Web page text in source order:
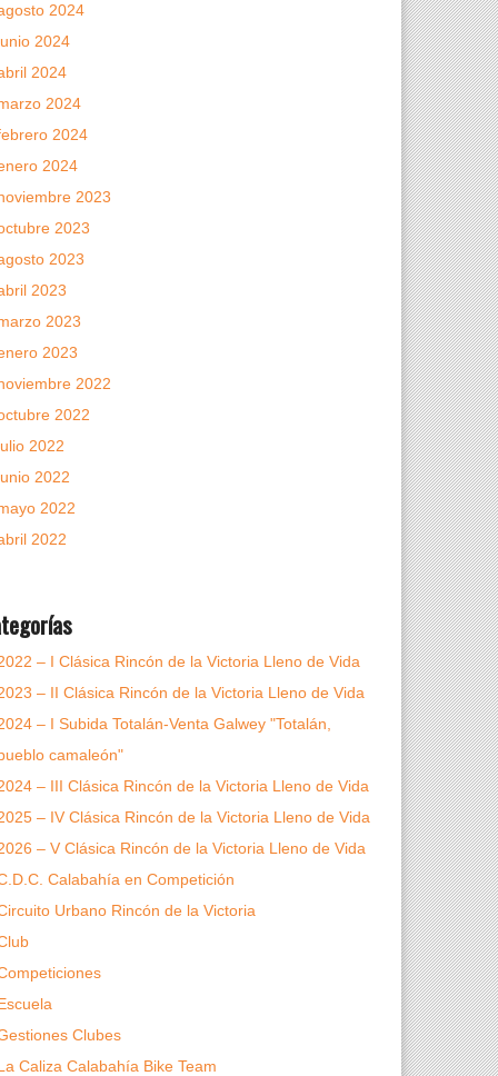
2024
2024
2024
2024
2024
2024
2023
2023
2023
2023
2023
2023
2022
2022
2022
2022
2022
2022
– I Clásica Rincón de la Victoria Lleno de Vida
– II Clásica Rincón de la Victoria Lleno de Vida
– I Subida Totalán-Venta Galwey "Totalán,
camaleón"
– III Clásica Rincón de la Victoria Lleno de Vida
– IV Clásica Rincón de la Victoria Lleno de Vida
– V Clásica Rincón de la Victoria Lleno de Vida
Calabahía en Competición
Urbano Rincón de la Victoria
Clubes
Caliza Calabahía Bike Team